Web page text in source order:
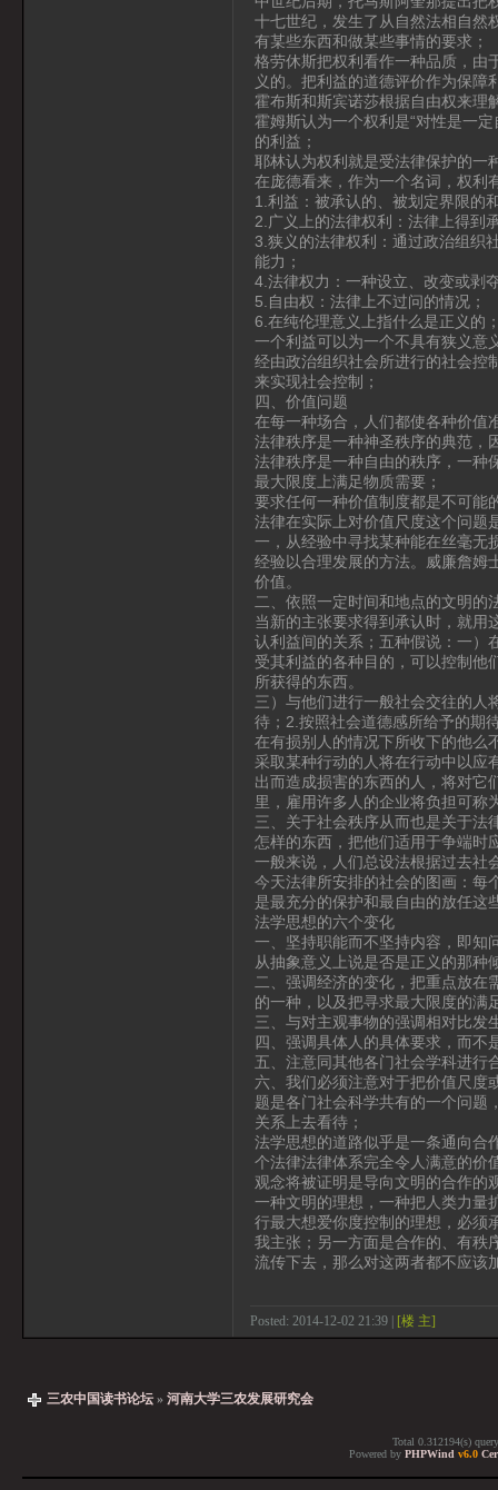
十七世纪，发生了从自然法相自然
有某些东西和做某些事情的要求；
格劳休斯把权利看作一种品质，由
义的。把利益的道德评价作为保障
霍布斯和斯宾诺莎根据自由权来理
霍姆斯认为一个权利是“对性是一
的利益；
耶林认为权利就是受法律保护的一
在庞德看来，作为一个名词，权利
1.利益：被承认的、被划定界限的
2.广义上的法律权利：法律上得到
3.狭义的法律权利：通过政治组织
能力；
4.法律权力：一种设立、改变或剥
5.自由权：法律上不过问的情况；
6.在纯伦理意义上指什么是正义的
一个利益可以为一个不具有狭义意
经由政治组织社会所进行的社会控
来实现社会控制；
四、价值问题
在每一种场合，人们都使各种价值
法律秩序是一种神圣秩序的典范，
法律秩序是一种自由的秩序，一种
最大限度上满足物质需要；
要求任何一种价值制度都是不可能
法律在实际上对价值尺度这个问题
一，从经验中寻找某种能在丝毫无
经验以合理发展的方法。威廉詹姆
价值。
二、依照一定时间和地点的文明的
当新的主张要求得到承认时，就用
认利益间的关系；五种假说：一）
受其利益的各种目的，可以控制他
所获得的东西。
三）与他们进行一般社会交往的人
待；2.按照社会道德感所给予的期
在有损别人的情况下所收下的他么
采取某种行动的人将在行动中以应
出而造成损害的东西的人，将对它
里，雇用许多人的企业将负担可称
三、关于社会秩序从而也是关于法
怎样的东西，把他们适用于争端时
一般来说，人们总设法根据过去社
今天法律所安排的社会的图画：每
是最充分的保护和最自由的放任这
法学思想的六个变化
一、坚持职能而不坚持内容，即知
从抽象意义上说是否是正义的那种
二、强调经济的变化，把重点放在
的一种，以及把寻求最大限度的满
三、与对主观事物的强调相对比发
四、强调具体人的具体要求，而不
五、注意同其他各门社会学科进行
六、我们必须注意对于把价值尺
题是各门社会科学共有的一个问题
关系上去看待；
法学思想的道路似乎是一条通向合
个法律法律体系完全令人满意的价
观念将被证明是导向文明的合作的
一种文明的理想，一种把人类力量
行最大想爱你度控制的理想，必须
我主张；另一方面是合作的、有秩
流传下去，那么对这两者都不应该
Posted: 2014-12-02 21:39 | [楼 主]
三农中国读书论坛 » 河南大学三农发展研究会
Total 0.312194(s)
Powered by PHPWind v6.0